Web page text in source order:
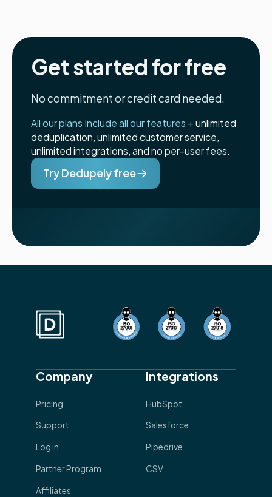
Get started for free
No commitment or credit card needed.
All our plans Include all our features + unlimited
deduplication, unlimited customer service,
unlimited integrations, and no per-user fees.
Try Dedupely free
Company
Pricing
Support
Log in
Partner Program
Affiliates
Integrations
HubSpot
Salesforce
Pipedrive
CSV